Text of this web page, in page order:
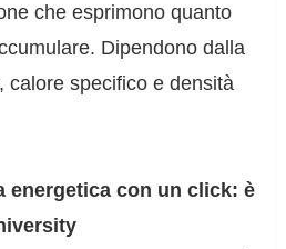
che esprimono quanto
Dipendono dalla
calore specifico e densità
energetica con un click: è